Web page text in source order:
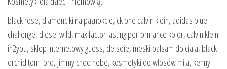
black rose, diamenciki na paznokcie, ck one calvin klein, adidas blue
challenge, diesel wild, max factor lasting performance kolor, calvin klein
in2you, sklep internetowy guess, de soie, meski balsam do ciala, black
orchid tom ford, jimmy choo hebe, kosmetyki do włosów mila, kenny